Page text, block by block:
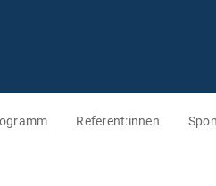
Referent:innen